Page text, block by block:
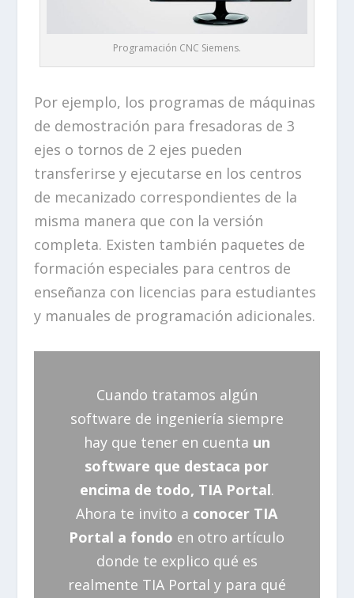
Programación CNC Siemens.
Por ejemplo, los programas de máquinas
de demostración para fresadoras de 3
ejes o tornos de 2 ejes pueden
transferirse y ejecutarse en los centros
de mecanizado correspondientes de la
misma manera que con la versión
completa. Existen también paquetes de
formación especiales para centros de
enseñanza con licencias para estudiantes
y manuales de programación adicionales.
Cuando tratamos algún
software de ingeniería siempre
hay que tener en cuenta un
software que destaca por
encima de todo, TIA Portal.
Ahora te invito a conocer TIA
Portal a fondo en otro artículo
donde te explico qué es
realmente TIA Portal y para qué